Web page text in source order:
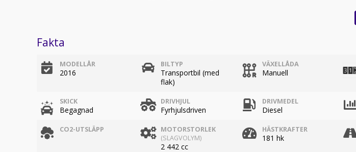
Fakta
MODELLÅR
2016
BILTYP
Transportbil (med
flak)
VÄXELLÅDA
Manuell
SKICK
Begagnad
DRIVHJUL
Fyrhjulsdriven
DRIVMEDEL
Diesel
CO2-UTSLÄPP
MOTORSTORLEK
(SLAGVOLYM)
2 442 cc
HÄSTKRAFTER
181 hk